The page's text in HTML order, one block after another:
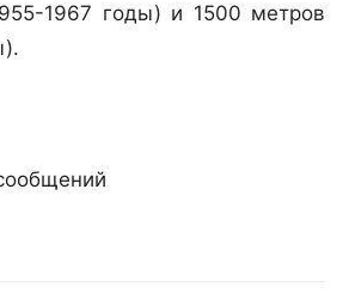
1967 годы) и 1500 метров